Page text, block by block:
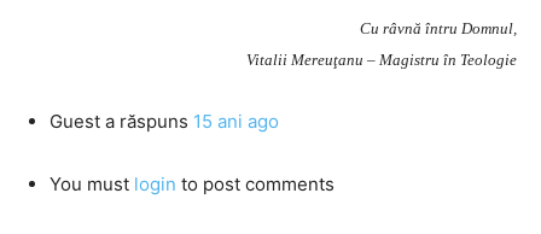
Cu râvnă întru Domnul,
Vitalii Mereuţanu – Magistru în Teologie
Guest a răspuns 15 ani ago
You must login to post comments